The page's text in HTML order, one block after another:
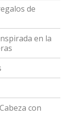
de
en la
con